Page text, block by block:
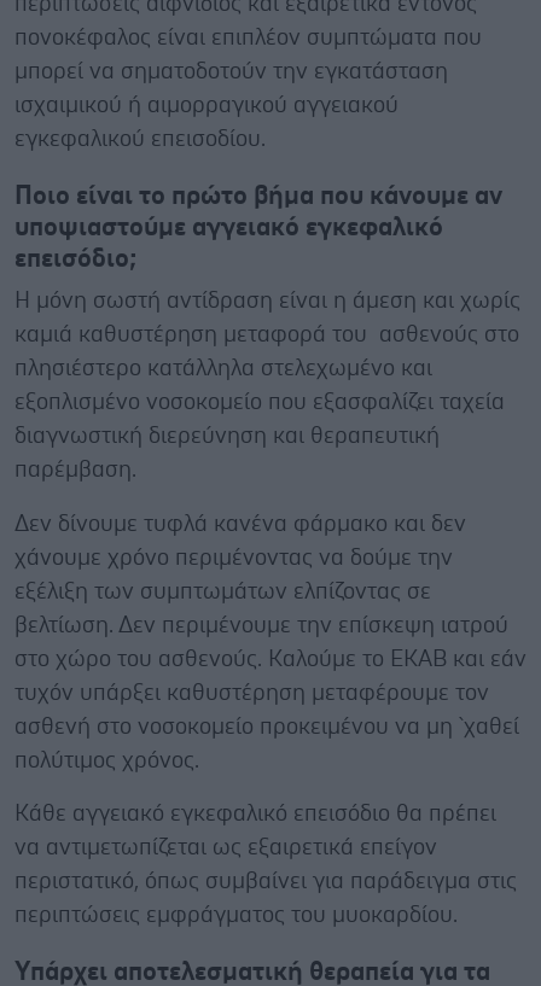
πονοκέφαλος είναι επιπλέον συμπτώματα που
μπορεί να σηματοδοτούν την εγκατάσταση
ισχαιμικού ή αιμορραγικού αγγειακού
εγκεφαλικού επεισοδίου.
Ποιο είναι το πρώτο βήμα που κάνουμε αν
υποψιαστούμε αγγειακό εγκεφαλικό
επεισόδιο;
Η μόνη σωστή αντίδραση είναι η άμεση και χωρίς
καμιά καθυστέρηση μεταφορά του ασθενούς στο
πλησιέστερο κατάλληλα στελεχωμένο και
εξοπλισμένο νοσοκομείο που εξασφαλίζει ταχεία
διαγνωστική διερεύνηση και θεραπευτική
παρέμβαση.
Δεν δίνουμε τυφλά κανένα φάρμακο και δεν
χάνουμε χρόνο περιμένοντας να δούμε την
εξέλιξη των συμπτωμάτων ελπίζοντας σε
βελτίωση. Δεν περιμένουμε την επίσκεψη ιατρού
στο χώρο του ασθενούς. Καλούμε το ΕΚΑΒ και εάν
τυχόν υπάρξει καθυστέρηση μεταφέρουμε τον
ασθενή στο νοσοκομείο προκειμένου να μη `χαθεί
πολύτιμος χρόνος.
Κάθε αγγειακό εγκεφαλικό επεισόδιο θα πρέπει
να αντιμετωπίζεται ως εξαιρετικά επείγον
περιστατικό, όπως συμβαίνει για παράδειγμα στις
περιπτώσεις εμφράγματος του μυοκαρδίου.
Υπάρχει αποτελεσματική θεραπεία για τα